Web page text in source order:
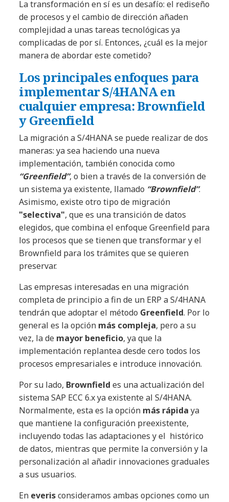
La transformación en sí es un desafío: el rediseño
de procesos y el cambio de dirección añaden
complejidad a unas tareas tecnológicas ya
complicadas de por sí. Entonces, ¿cuál es la mejor
manera de abordar este cometido?
Los principales enfoques para
implementar S/4HANA en
cualquier empresa: Brownfield
y Greenfield
La migración a S/4HANA se puede realizar de dos
maneras: ya sea haciendo una nueva
implementación, también conocida como
“Greenfield”, o bien a través de la conversión de
un sistema ya existente, llamado “Brownfield”.
Asimismo, existe otro tipo de migración
"selectiva", que es una transición de datos
elegidos, que combina el enfoque Greenfield para
los procesos que se tienen que transformar y el
Brownfield para los trámites que se quieren
preservar.
Las empresas interesadas en una migración
completa de principio a fin de un ERP a S/4HANA
tendrán que adoptar el método Greenfield. Por lo
general es la opción más compleja, pero a su
vez, la de mayor beneficio, ya que la
implementación replantea desde cero todos los
procesos empresariales e introduce innovación.
Por su lado, Brownfield es una actualización del
sistema SAP ECC 6.x ya existente al S/4HANA.
Normalmente, esta es la opción más rápida ya
que mantiene la configuración preexistente,
incluyendo todas las adaptaciones y el histórico
de datos, mientras que permite la conversión y la
personalización al añadir innovaciones graduales
a sus usuarios.
En everisconsideramos ambas opciones como un